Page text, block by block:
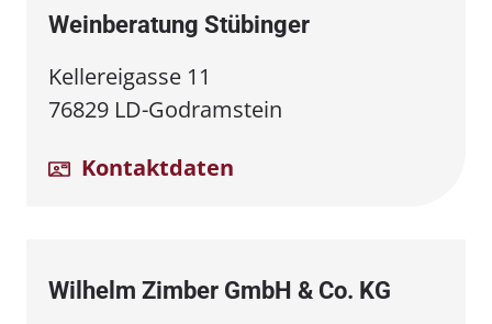
Weinberatung Stübinger
Kellereigasse 11
76829 LD-Godramstein
Kontaktdaten
Wilhelm Zimber GmbH & Co. KG